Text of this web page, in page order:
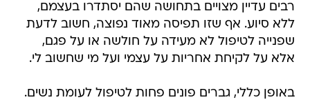
רבים עדיין מצויים בתחושה שהם יסתדרו בעצמם,
ללא סיוע. אף שזו תפיסה מאוד נפוצה, חשוב לדעת
שפנייה לטיפול לא מעידה על חולשה או על פגם,
אלא על לקיחת אחריות על עצמי ועל מי שחשוב לי.
באופן כללי, גברים פונים פחות לטיפול לעומת נשים.